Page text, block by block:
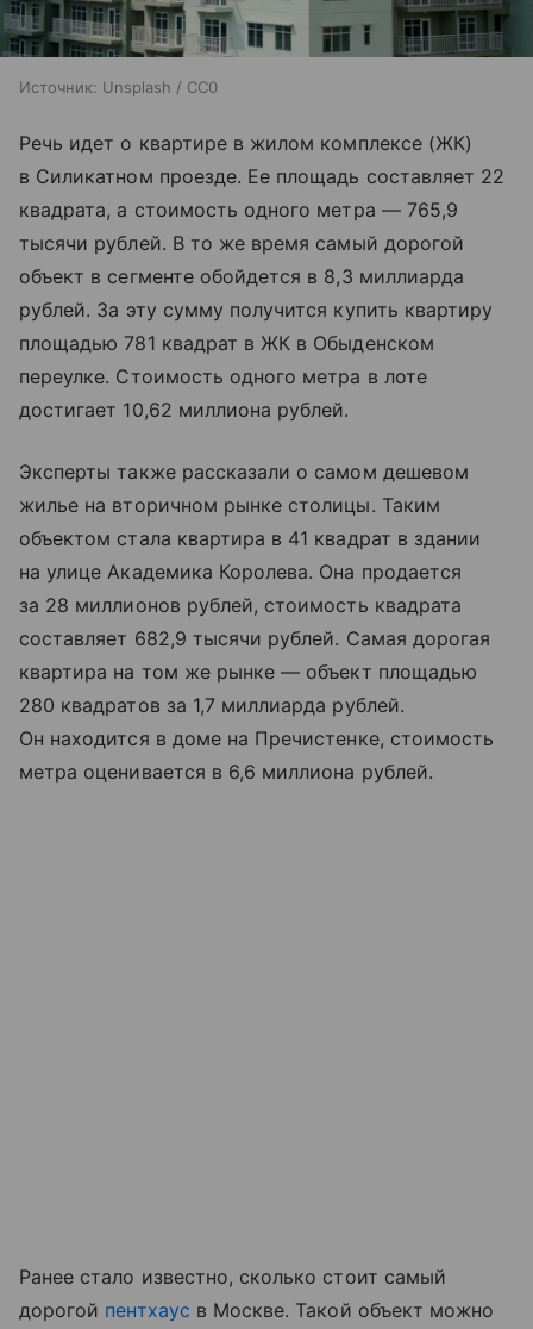
Источник: Unsplash / CC0
Речь идет о квартире в жилом комплексе (ЖК)
в Силикатном проезде. Ее площадь составляет 22
квадрата, а стоимость одного метра — 765,9
тысячи рублей. В то же время самый дорогой
объект в сегменте обойдется в 8,3 миллиарда
рублей. За эту сумму получится купить квартиру
площадью 781 квадрат в ЖК в Обыденском
переулке. Стоимость одного метра в лоте
достигает 10,62 миллиона рублей.
Эксперты также рассказали о самом дешевом
жилье на вторичном рынке столицы. Таким
объектом стала квартира в 41 квадрат в здании
на улице Академика Королева. Она продается
за 28 миллионов рублей, стоимость квадрата
составляет 682,9 тысячи рублей. Самая дорогая
квартира на том же рынке — объект площадью
280 квадратов за 1,7 миллиарда рублей.
Он находится в доме на Пречистенке, стоимость
метра оценивается в 6,6 миллиона рублей.
Ранее стало известно, сколько стоит самый
дорогой пентхаус в Москве. Такой объект можно